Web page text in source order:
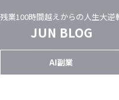
残業100時間越えからの人生大逆
JUN BLOG
AI副業